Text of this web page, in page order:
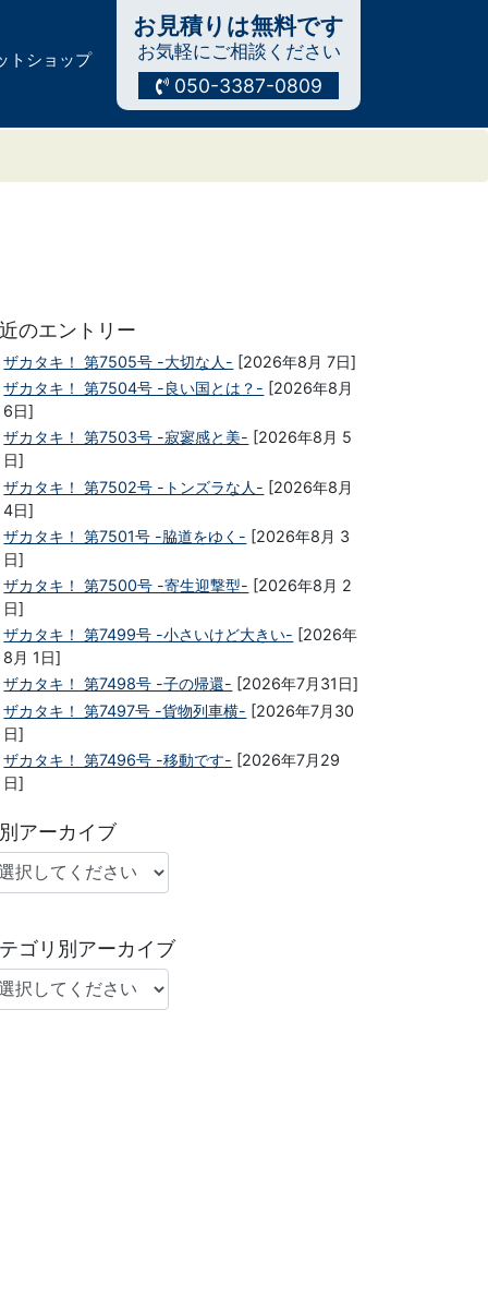
トショップ
お見積りは無料です
お気軽にご相談ください
050-3387-0809
のエントリー
ザカタキ！ 第7505号 -大切な人- [2026年8月 7日]
ザカタキ！ 第7504号 -良い国とは？- [2026年8月
6日]
ザカタキ！ 第7503号 -寂寥感と美- [2026年8月 5
日]
ザカタキ！ 第7502号 -トンズラな人- [2026年8月
4日]
ザカタキ！ 第7501号 -脇道をゆく- [2026年8月 3
日]
ザカタキ！ 第7500号 -寄生迎撃型- [2026年8月 2
日]
ザカタキ！ 第7499号 -小さいけど大きい- [2026年
8月 1日]
ザカタキ！ 第7498号 -子の帰還- [2026年7月31日]
ザカタキ！ 第7497号 -貨物列車横- [2026年7月30
日]
ザカタキ！ 第7496号 -移動です- [2026年7月29
日]
アーカイブ
ゴリ別アーカイブ